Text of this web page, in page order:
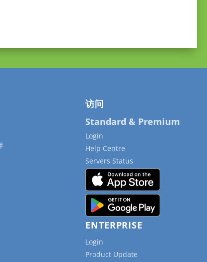
访问
Standard & Premium
Login
Help Centre
Servers Status
ENTERPRISE
Login
Product Update